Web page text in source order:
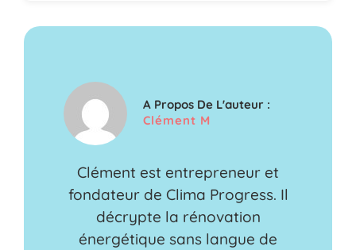
A Propos De L'auteur :
Clément M
Clément est entrepreneur et
fondateur de Clima Progress. Il
décrypte la rénovation
énergétique sans langue de